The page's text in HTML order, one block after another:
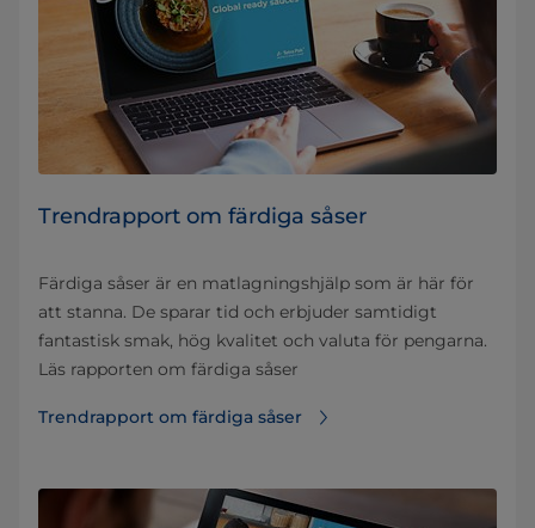
Trendrapport om färdiga såser
Färdiga såser är en matlagningshjälp som är här för
att stanna. De sparar tid och erbjuder samtidigt
fantastisk smak, hög kvalitet och valuta för pengarna.
Läs rapporten om färdiga såser
Trendrapport om färdiga såser